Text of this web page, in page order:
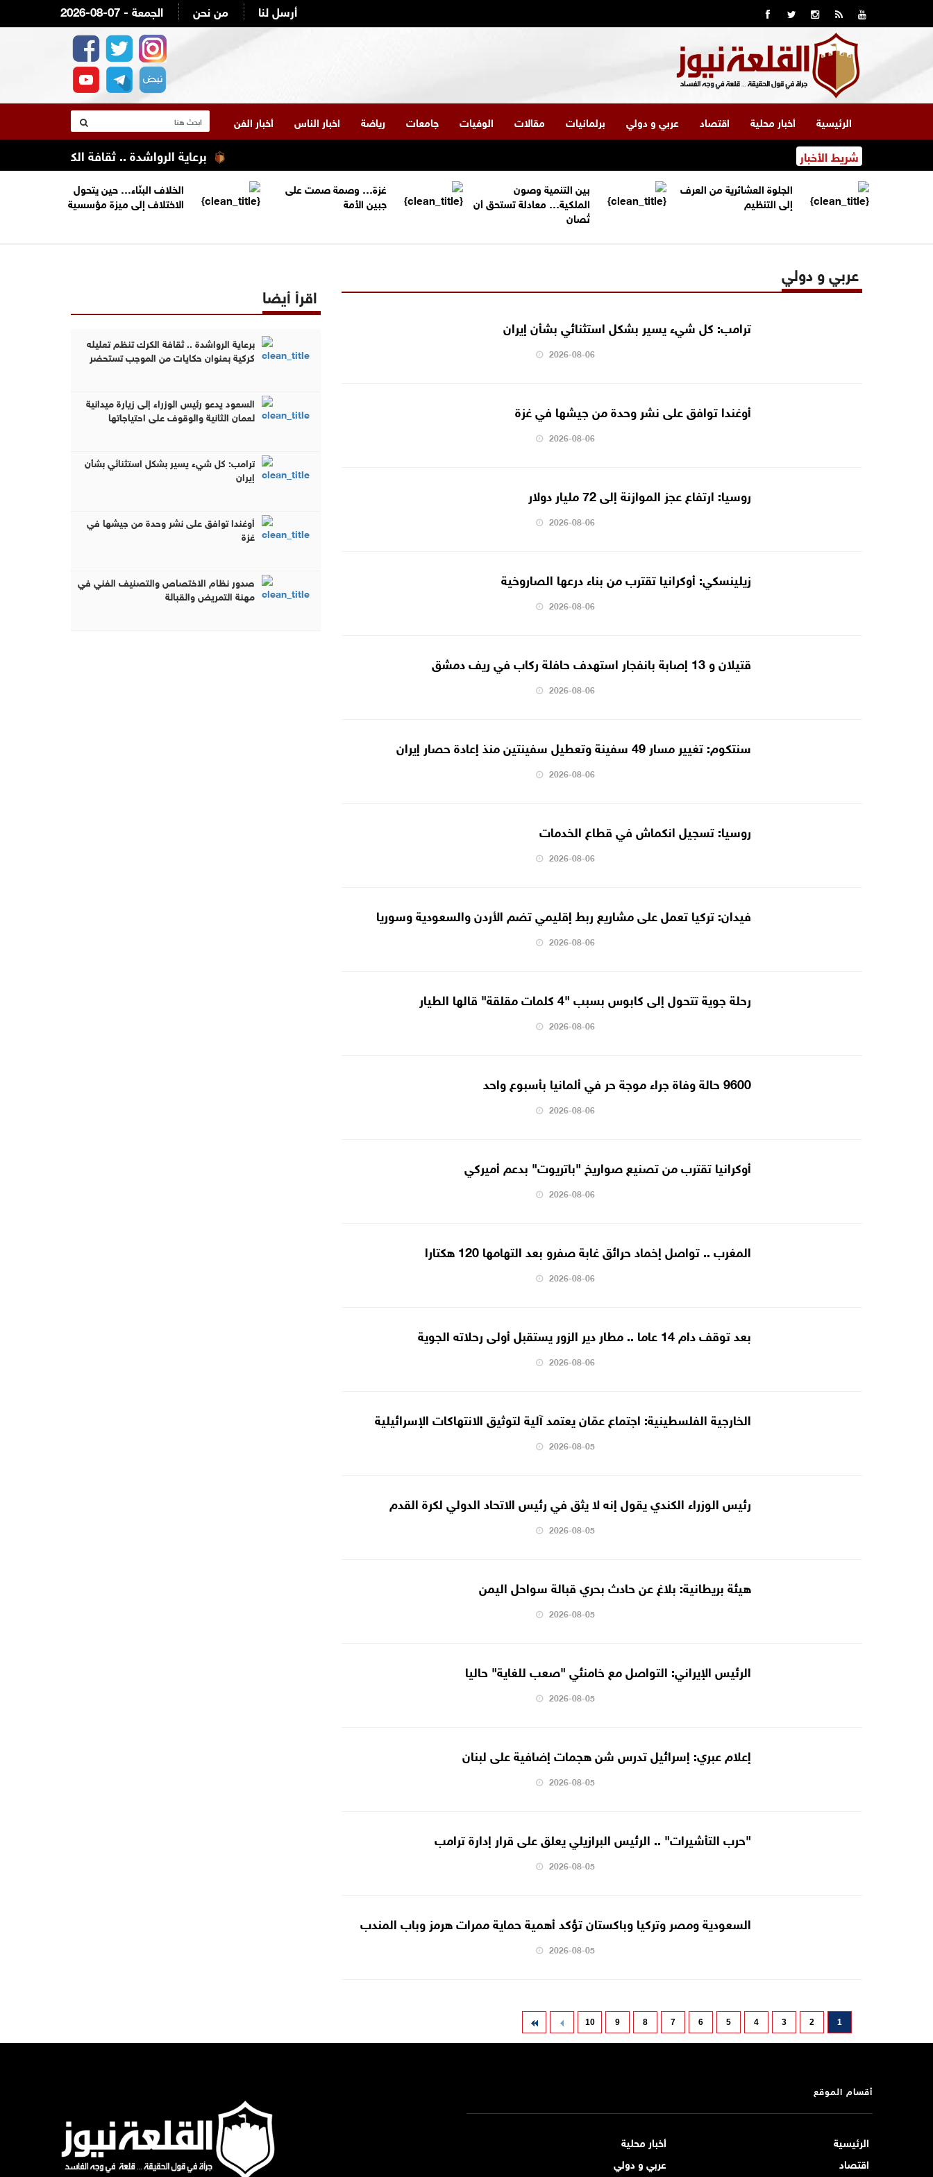
2026-08-07 - الجمعة من نحن أرسل لنا
الرئيسية أخبار محلية اقتصاد عربي و دولي برلمانيات مقالات الوفيات جامعات رياضة اخبار الناس أخبار الفن
شريط الأخبار برعاية الرواشدة .. ثقافة الكرك تنظم
الجلوة العشائرية من العرف
إلى التنظيم
بين التنمية وصون
الملكية… معادلة تستحق أن
تُصان
غزة… وصمة صمت على
جبين الأمة
الخلاف البنّاء… حين يتحول
الاختلاف إلى ميزة مؤسسية
عربي و دولي
ترامب: كل شيء يسير بشكل استثنائي بشأن إيران
2026-08-06
أوغندا توافق على نشر وحدة من جيشها في غزة
2026-08-06
روسيا: ارتفاع عجز الموازنة إلى 72 مليار دولار
2026-08-06
زيلينسكي: أوكرانيا تقترب من بناء درعها الصاروخية
2026-08-06
قتيلان و 13 إصابة بانفجار استهدف حافلة ركاب في ريف دمشق
2026-08-06
سنتكوم: تغيير مسار 49 سفينة وتعطيل سفينتين منذ إعادة حصار إيران
2026-08-06
روسيا: تسجيل انكماش في قطاع الخدمات
2026-08-06
فيدان: تركيا تعمل على مشاريع ربط إقليمي تضم الأردن والسعودية وسوريا
2026-08-06
رحلة جوية تتحول إلى كابوس بسبب "4 كلمات مقلقة" قالها الطيار
2026-08-06
9600 حالة وفاة جراء موجة حر في ألمانيا بأسبوع واحد
2026-08-06
أوكرانيا تقترب من تصنيع صواريخ "باتريوت" بدعم أميركي
2026-08-06
المغرب .. تواصل إخماد حرائق غابة صفرو بعد التهامها 120 هكتارا
2026-08-06
بعد توقف دام 14 عاما .. مطار دير الزور يستقبل أولى رحلاته الجوية
2026-08-06
الخارجية الفلسطينية: اجتماع عمّان يعتمد آلية لتوثيق الانتهاكات الإسرائيلية
2026-08-05
رئيس الوزراء الكندي يقول إنه لا يثق في رئيس الاتحاد الدولي لكرة القدم
2026-08-05
هيئة بريطانية: بلاغ عن حادث بحري قبالة سواحل اليمن
2026-08-05
الرئيس الإيراني: التواصل مع خامنئي "صعب للغاية" حاليا
2026-08-05
إعلام عبري: إسرائيل تدرس شن هجمات إضافية على لبنان
2026-08-05
"حرب التأشيرات" .. الرئيس البرازيلي يعلق على قرار إدارة ترامب
2026-08-05
السعودية ومصر وتركيا وباكستان تؤكد أهمية حماية ممرات هرمز وباب المندب
2026-08-05
1
2
3
4
5
6
7
8
9
10
اقرأ أيضا
برعاية الرواشدة .. ثقافة الكرك تنظم تعليله
كركية بعنوان حكايات من الموجب تستحضر
السعود يدعو رئيس الوزراء إلى زيارة ميدانية
لعمان الثانية والوقوف على احتياجاتها
ترامب: كل شيء يسير بشكل استثنائي بشأن
إيران
أوغندا توافق على نشر وحدة من جيشها في
غزة
صدور نظام الاختصاص والتصنيف الفني في
مهنة التمريض والقبالة
أقسام الموقع
الرئيسية
أخبار محلية
اقتصاد
عربي و دولي